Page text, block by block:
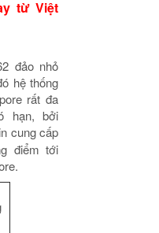
từ Việt
đảo nhỏ
hệ thống
rất đa
hạn, bởi
cung cấp
điểm tới